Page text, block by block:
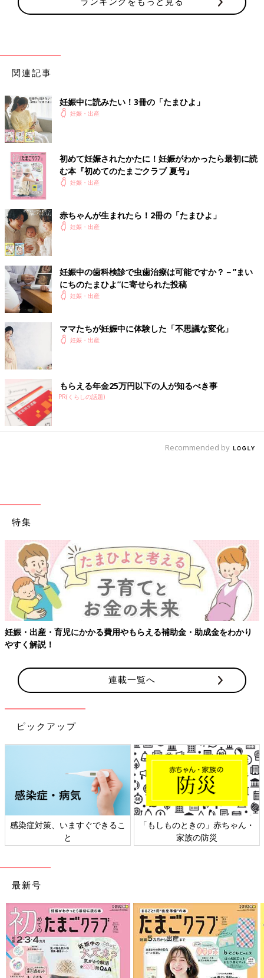
関連記事
妊娠中に読みたい！3冊の「たまひよ」
妊娠・出産
初めて妊娠されたかたに！妊娠がわかったら最初に読
む本『初めてのたまごクラブ 夏号』
妊娠・出産
赤ちゃんが生まれたら！2冊の「たまひよ」
妊娠・出産
妊娠中の歯科検診で虫歯治療は可能ですか？－”まい
にちのたまひよ”に寄せられた投稿
妊娠・出産
ママたちが妊娠中に体験した「不思議な変化」
妊娠・出産
もらえる年金25万円以下の人が知るべき事
PR(くらしの話題)
Recommended by
特集
金をわかり 【ワクチン接種できるものも】妊婦の感染症対策、知
連載一覧へ
ピックアップ
の」赤ちゃん・
日本外来小児科学会リーフレッ
六星占術 細木
最新号